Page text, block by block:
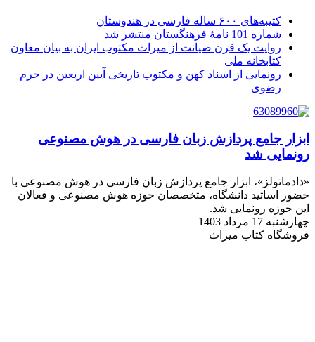
کتیبه‌های ۶۰۰ ساله فارسی در هندوستان
شماره 101 نامۀ فرهنگستان منتشر شد
روایت یک قرن صیانت از میراث مکتوب ایران به بیان معاون
کتابخانه ملی
رونمایی از اسناد کهن و مکتوب تاریخی آیین اربعین در حرم
رضوی
ابزار جامع پردازش زبان فارسی در هوش مصنوعی
رونمایی شد
«دادماتولز»، ابزار جامع پردازش زبان فارسی در هوش مصنوعی با
حضور اساتید دانشگاه، متخصصان حوزه هوش مصنوعی و فعالان
این حوزه رونمایی شد.
چهارشنبه 17 مرداد 1403
فروشگاه کتاب میراث